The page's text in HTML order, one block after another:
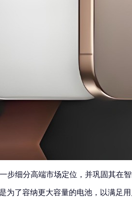
步细分高端市场定位，并巩固其在
为了容纳更大容量的电池，以满足